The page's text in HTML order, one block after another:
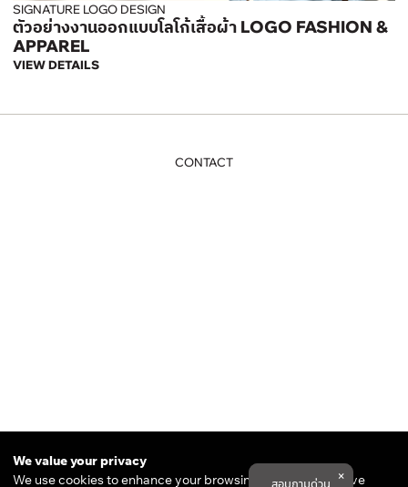
We value your privacy
We use cookies to enhance your browsing experience, serve
SIGNATURE LOGO DESIGN
ตัวอย่างงานออกแบบโลโก้เสื้อผ้า LOGO FASHION &
APPAREL
VIEW DETAILS
CONTACT
THE DESIGN ESSENTIAL
PHAYATHAI, BANGKOK 10400
COOKIE POLICY
สอบถามด่วน